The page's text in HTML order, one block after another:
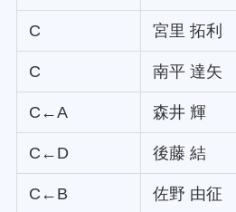
C 宮里 拓利
C 南平 達矢
C←A 森井 輝
C←D 後藤 結
C←B 佐野 由征